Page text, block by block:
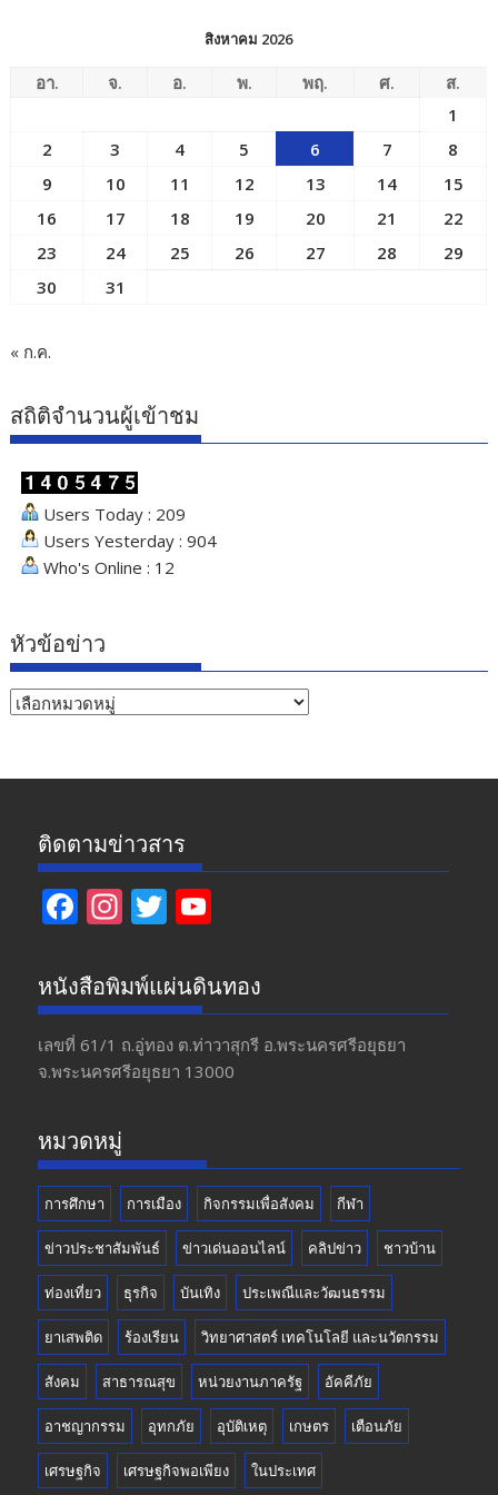
สิงหาคม 2026
อา. จ. อ. พ. พฤ. ศ.
ส.
1
2
3 4 5 6 7
8
9
10 11 12 13 14
15
16
17 18 19 20 21
22
23
24 25 26 27 28
29
30
31
« ก.ค.
สถิติจำนวนผู้เข้าชม
Users Today : 209
Users Yesterday : 904
Who's Online : 12
หัวข้อข่าว
หัวข้อ
ติดตามข่าวสาร
F
e
b
o
o
In
a
gr
a
m
T
itt
er
u
T
u
b
หนังสือพิมพ์แผ่นดินทอง
เลขที่ 61/1 ถ.อู่ทอง​ ต.​ท่าวาสุกรี​ อ.พระนครศรีอยุธยา​
จ.พระนครศรีอยุธยา 13000
หมวดหมู่
การศึกษา การเมือง กิจกรรมเพื่อสังคม กีฬา
ข่าวประชาสัมพันธ์ ข่าวเด่นออนไลน์ คลิปข่าว ชาวบ้าน
ท่องเที่ยว ธุรกิจ บันเทิง ประเพณีและวัฒนธรรม
ยาเสพติด ร้องเรียน วิทยาศาสตร์ เทคโนโลยี และนวัตกรรม
สังคม สาธารณสุข หน่วยงานภาครัฐ อัคคีภัย
อาชญากรรม อุทกภัย อุบัติเหตุ เกษตร เตือนภัย
เศรษฐกิจ เศรษฐกิจพอเพียง ในประเทศ